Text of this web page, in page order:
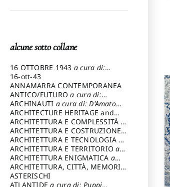
alcune sotto collane
16 OTTOBRE 1943 a cura di:
Pezzetti Marcello
16-ott-43
ANNAMARRA CONTEMPORANEA
ANTICO/FUTUROa cura di:
Varagnoli Claudio
ARCHINAUTI a cura di: D'Amato
Claudio
ARCHITECTURE HERITAGE and
DESIGN
ARCHITETTURA E COMPLESSITÀ a
cura di: Piva Antonio
ARCHITETTURA E COSTRUZIONEa
cura di: Poretti Sergio
ARCHITETTURA E TECNOLOGIA a
cura di: Carrara Gianfranco
ARCHITETTURA E TERRITORIOa
cura di: Pietrogrande Enrico
ARCHITETTURA ENIGMATICA a
cura di: Lenci Ruggero
ARCHITETTURA, CITTÀ, MEMORIA
a cura di: Valeriani Enrico
ASTERISCHI
ATLANTIDEa cura di: Puppi